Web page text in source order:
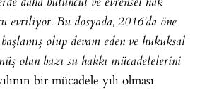
evriliyor. Bu dosyada, 2016’da öne
olup devam eden ve hukuksal
olan bazı su hakkı mücadelelerini
bir mücadele yılı olması